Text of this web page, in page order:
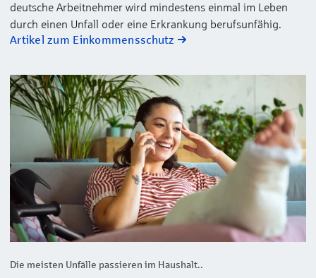
deutsche Arbeitnehmer wird mindestens einmal im Leben
durch einen Unfall oder eine Erkrankung berufsunfähig.
Artikel zum Einkommensschutz
Die meisten Unfälle passieren im Haushalt..